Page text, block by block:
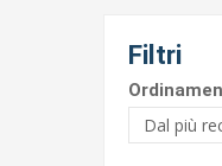
Filtri